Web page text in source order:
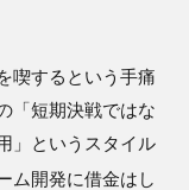
喫するという手痛
「短期決戦ではな
」というスタイル
ム開発に借金はし